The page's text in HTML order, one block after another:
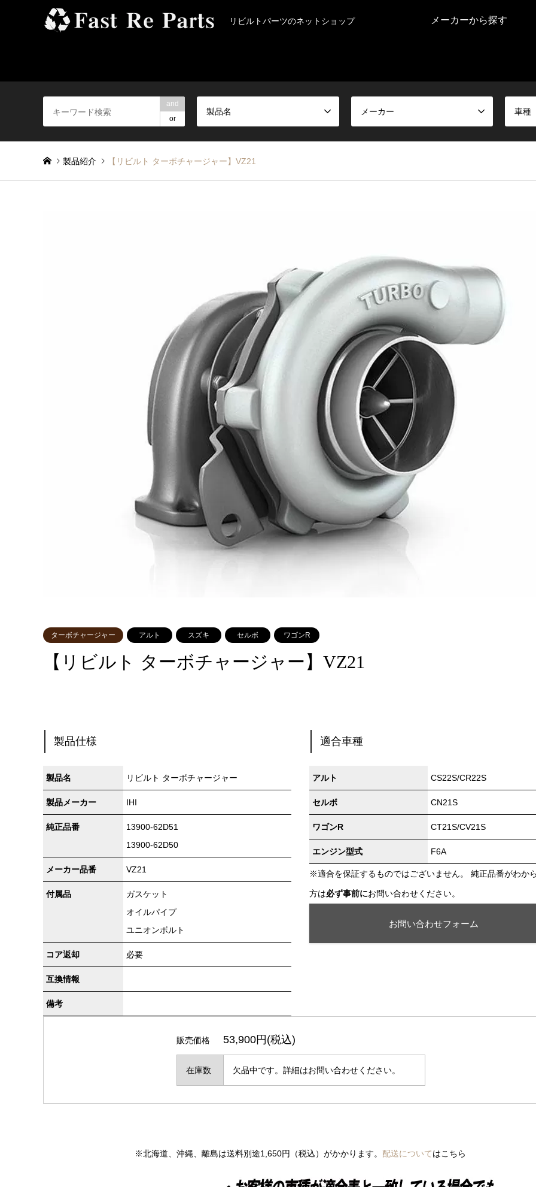
リビルトパーツのネットショップ メーカーから探す
and
or
製品名 メーカー 車種
製品紹介 【リビルト ターボチャージャー】VZ21
ターボチャージャー アルト スズキ セルボ ワゴンR
【リビルト ターボチャージャー】VZ21
製品仕様
製品名 リビルト ターボチャージャー
製品メーカー IHI
純正品番
13900-62D51
13900-62D50
メーカー品番 VZ21
付属品
ガスケット
オイルパイプ
ユニオンボルト
コア返却 必要
互換情報
備考
適合車種
アルト CS22S/CR22S
セルボ CN21S
ワゴンR CT21S/CV21S
エンジン型式 F6A
※適合を保証するものではございません。 純正品番がわか
方は必ず事前にお問い合わせください。
お問い合わせフォーム
販売価格 53,900円(税込)
在庫数 欠品中です。詳細はお問い合わせください。
※北海道、沖縄、離島は送料別途1,650円（税込）がかかります。 配送についてはこちら